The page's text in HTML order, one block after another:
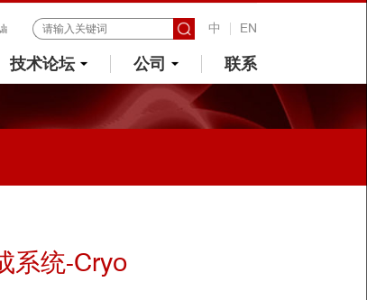
中 EN
技术论坛 公司 联系
系统-Cryo